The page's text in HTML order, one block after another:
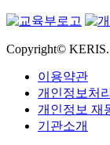
Copyright©
이용약관
개인정보처
개인정보 재
기관소개